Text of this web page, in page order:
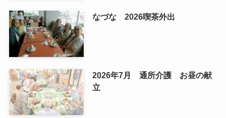
なづな 2026喫茶外出
2026年7月 通所介護 お昼の献
立